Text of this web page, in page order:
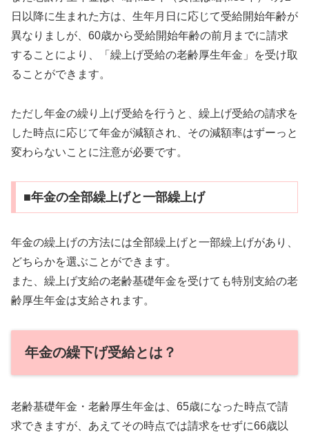
日以降に生まれた方は、生年月日に応じて受給開始年齢が
異なりましが、60歳から受給開始年齢の前月までに請求
することにより、「繰上げ受給の老齢厚生年金」を受け取
ることができます。
ただし年金の繰り上げ受給を行うと、繰上げ受給の請求を
した時点に応じて年金が減額され、その減額率はずーっと
変わらないことに注意が必要です。
■年金の全部繰上げと一部繰上げ
年金の繰上げの方法には全部繰上げと一部繰上げがあり、
どちらかを選ぶことができます。
また、繰上げ支給の老齢基礎年金を受けても特別支給の老
齢厚生年金は支給されます。
年金の繰下げ受給とは？
老齢基礎年金・老齢厚生年金は、65歳になった時点で請
求できますが、あえてその時点では請求をせずに66歳以